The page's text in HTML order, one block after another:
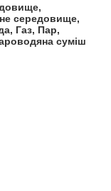
середовище,
Газ, Пар,
суміш